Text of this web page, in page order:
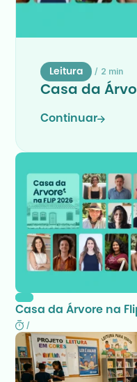
Leitura / 2 min
Casa da
Continuar
Casa da Árvore na
/